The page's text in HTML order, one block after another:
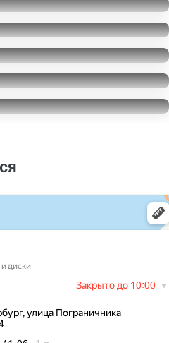
40R19
за 2 шт.
40R19
за 2 шт.
40R19
за 2 шт.
40R19
за 2 шт.
40R19